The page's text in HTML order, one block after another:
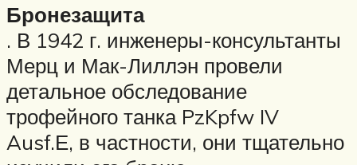
Бронезащита
. В 1942 г. инженеры-консультанты
Мерц и Мак-Лиллэн провели
детальное обследование
трофейного танка PzKpfw IV
Ausf.Е, в частности, они тщательно